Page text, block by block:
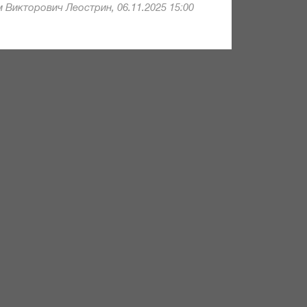
Викторович Леострин, 06.11.2025 15:00